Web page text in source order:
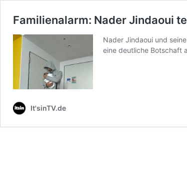
Familienalarm: Nader Jindaoui
Nader Jindaoui und
eine deutliche Botschaft
It'sinTV.de